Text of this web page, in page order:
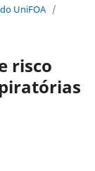
UniFOA /
risco